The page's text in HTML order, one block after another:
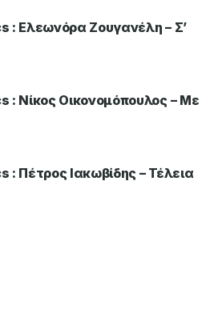
: Ελεωνόρα Ζουγανέλη – Σ’
: Νίκος Οικονομόπουλος – Με
: Πέτρος Ιακωβίδης – Τέλεια